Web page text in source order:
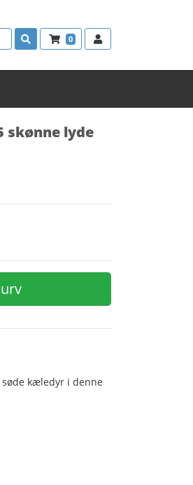
0
skønne lyde
kæledyr i denne